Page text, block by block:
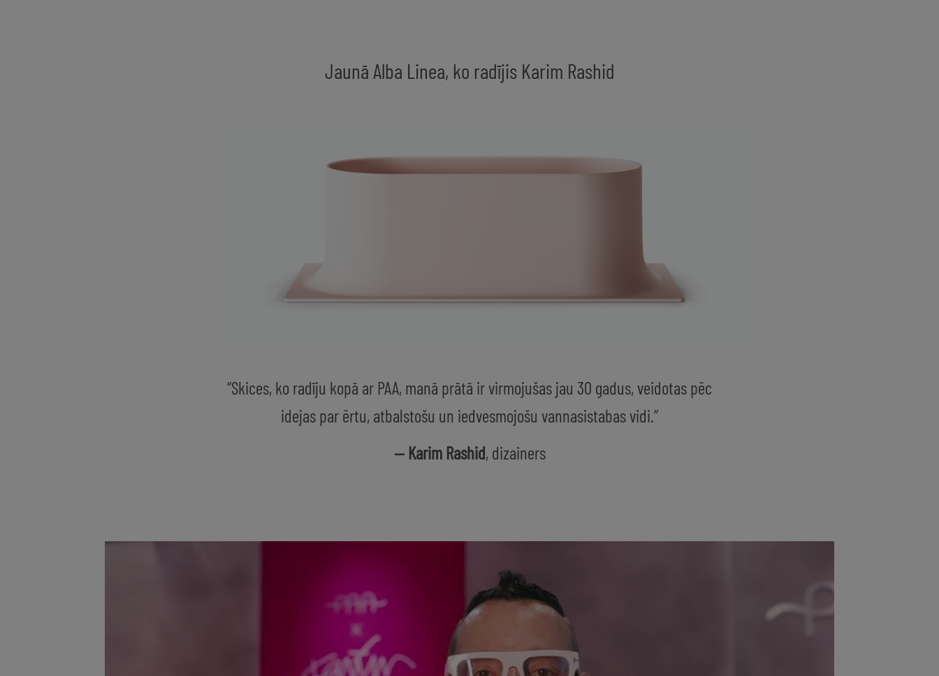
Jaunā Alba Linea, ko radījis Karim Rashid
“Skices, ko radīju kopā ar PAA, manā prātā ir virmojušas jau 30 gadus, veidotas pēc
idejas par ērtu, atbalstošu un iedvesmojošu vannasistabas vidi.”
— Karim Rashid, dizainers